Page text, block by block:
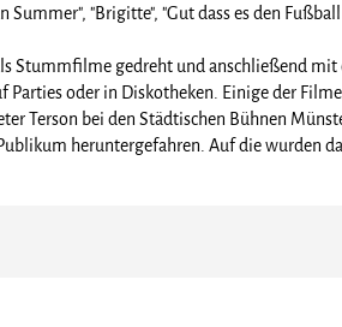
Summer", "Brigitte", "Gut dass es den
Stummfilme gedreht und anschließend
oder in Diskotheken. Einige der
Terson bei den Städtischen Bühnen
heruntergefahren. Auf die wurden